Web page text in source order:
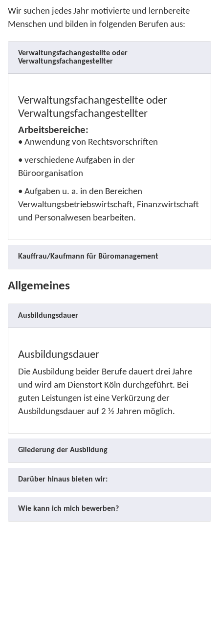
Wir suchen jedes Jahr motivierte und lernbereite
Menschen und bilden in folgenden Berufen aus:
Verwaltungsfachangestellte oder
Verwaltungsfachangestellter
Verwaltungsfachangestellte oder
Verwaltungsfachangestellter
Arbeitsbereiche:
• Anwendung von Rechtsvorschriften
• verschiedene Aufgaben in der
Büroorganisation
• Aufgaben u. a. in den Bereichen
Verwaltungsbetriebswirtschaft, Finanzwirtschaft
und Personalwesen bearbeiten.
Kauffrau/Kaufmann für Büromanagement
Allgemeines
Ausbildungsdauer
Ausbildungsdauer
Die Ausbildung beider Berufe dauert drei Jahre
und wird am Dienstort Köln durchgeführt. Bei
guten Leistungen ist eine Verkürzung der
Ausbildungsdauer auf 2 ½ Jahren möglich.
Gliederung der Ausbildung
Darüber hinaus bieten wir:
Wie kann ich mich bewerben?